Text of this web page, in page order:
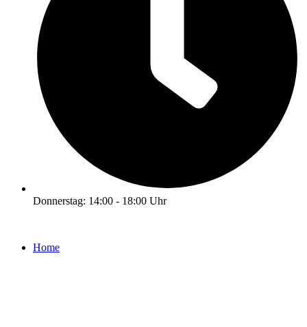
Donnerstag: 14:00 - 18:00 Uhr
Home